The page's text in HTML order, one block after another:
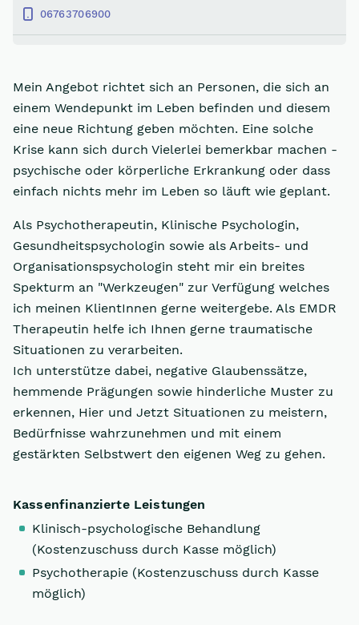
06763706900
Mein Angebot richtet sich an Personen, die sich an
einem Wendepunkt im Leben befinden und diesem
eine neue Richtung geben möchten. Eine solche
Krise kann sich durch Vielerlei bemerkbar machen -
psychische oder körperliche Erkrankung oder dass
einfach nichts mehr im Leben so läuft wie geplant.
Als Psychotherapeutin, Klinische Psychologin,
Gesundheitspsychologin sowie als Arbeits- und
Organisationspsychologin steht mir ein breites
Spekturm an "Werkzeugen" zur Verfügung welches
ich meinen KlientInnen gerne weitergebe. Als EMDR
Therapeutin helfe ich Ihnen gerne traumatische
Situationen zu verarbeiten.
Ich unterstütze dabei, negative Glaubenssätze,
hemmende Prägungen sowie hinderliche Muster zu
erkennen, Hier und Jetzt Situationen zu meistern,
Bedürfnisse wahrzunehmen und mit einem
gestärkten Selbstwert den eigenen Weg zu gehen.
Kassenfinanzierte Leistungen
Klinisch-psychologische Behandlung
(Kostenzuschuss durch Kasse möglich)
Psychotherapie (Kostenzuschuss durch Kasse
möglich)